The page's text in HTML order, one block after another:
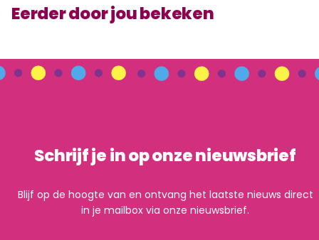
Eerder door jou bekeken
Schrijf je in op onze nieuwsbrief
Blijf op de hoogte van en ontvang het laatste nieuws direct
in je mailbox via onze nieuwsbrief.